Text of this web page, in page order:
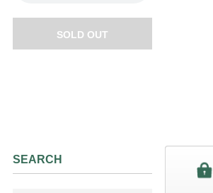
SOLD OUT
SEARCH